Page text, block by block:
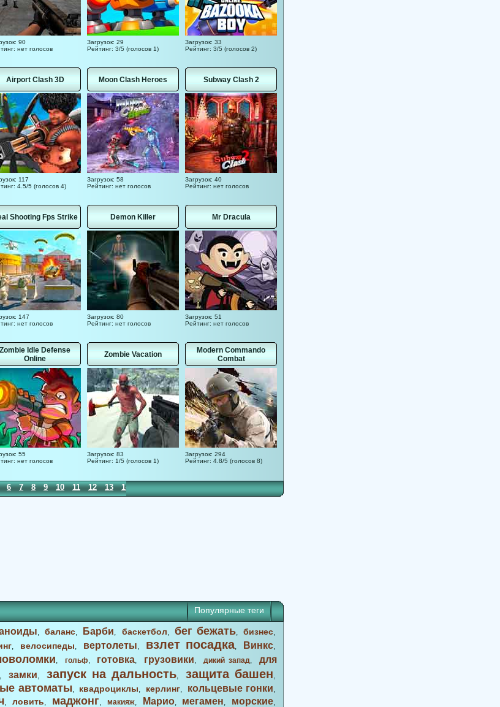
90
нет голосов
Загрузок: 29
Рейтинг: 3/5 (голосов 1)
Загрузок: 33
Рейтинг: 3/5 (голосов 2)
Airport Clash 3D
117
4.5/5 (голосов 4)
Moon Clash Heroes
Загрузок: 58
Рейтинг: нет голосов
Subway Clash 2
Загрузок: 40
Рейтинг: нет голосов
Shooting Fps Strike
147
нет голосов
Demon Killer
Загрузок: 80
Рейтинг: нет голосов
Mr Dracula
Загрузок: 51
Рейтинг: нет голосов
Zombie Idle Defense
Online
55
нет голосов
Zombie Vacation
Загрузок: 83
Рейтинг: 1/5 (голосов 1)
Modern Commando
Combat
Загрузок: 294
Рейтинг: 4.8/5 (голосов 8)
6 7 8 9 10 11 12 13 14 15
Популярные теги
, баланс, Барби, баскетбол, бег бежать,бизнес,
, велосипеды, вертолеты, взлет посадка, Винкс,
, гольф, готовка, грузовики,дикий запад,для
, замки, запуск на дальность, защита башен,
автоматы, квадроциклы, керлинг, кольцевые гонки,
,ловить, маджонг, макияж, Марио, мегамен, морские,